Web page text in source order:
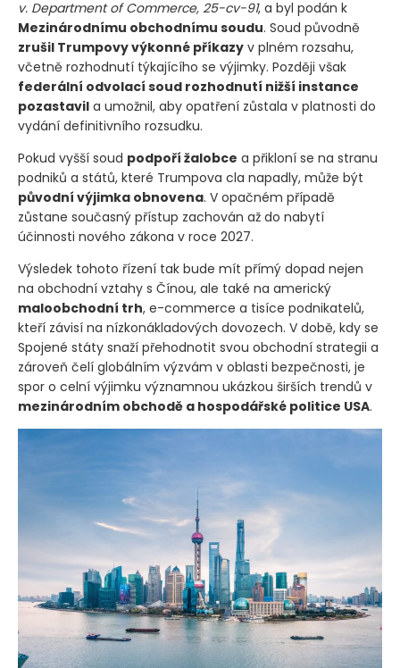
v. Department of Commerce, 25-cv-91, a byl podán k
Mezinárodnímu obchodnímu soudu. Soud původně
zrušil Trumpovy výkonné příkazy v plném rozsahu,
včetně rozhodnutí týkajícího se výjimky. Později však
federální odvolací soud rozhodnutí nižší instance
pozastavil a umožnil, aby opatření zůstala v platnosti do
vydání definitivního rozsudku.
Pokud vyšší soud podpoří žalobce a přikloní se na stranu
podniků a států, které Trumpova cla napadly, může být
původní výjimka obnovena. V opačném případě
zůstane současný přístup zachován až do nabytí
účinnosti nového zákona v roce 2027.
Výsledek tohoto řízení tak bude mít přímý dopad nejen
na obchodní vztahy s Čínou, ale také na americký
maloobchodní trh, e-commerce a tisíce podnikatelů,
kteří závisí na nízkonákladových dovozech. V době, kdy se
Spojené státy snaží přehodnotit svou obchodní strategii a
zároveň čelí globálním výzvám v oblasti bezpečnosti, je
spor o celní výjimku významnou ukázkou širších trendů v
mezinárodním obchodě a hospodářské politice USA.